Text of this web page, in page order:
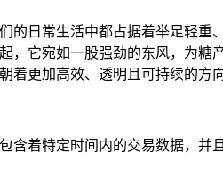
的日常生活中都占据着举足轻重
，它宛如一股强劲的东风，为糖
更加高效、透明且可持续的方
含着特定时间内的交易数据，并